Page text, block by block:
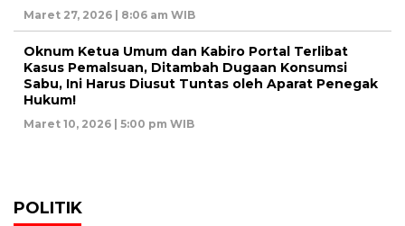
Maret 27, 2026 | 8:06 am WIB
Oknum Ketua Umum dan Kabiro Portal Terlibat
Kasus Pemalsuan, Ditambah Dugaan Konsumsi
Sabu, Ini Harus Diusut Tuntas oleh Aparat Penegak
Hukum!
Maret 10, 2026 | 5:00 pm WIB
POLITIK